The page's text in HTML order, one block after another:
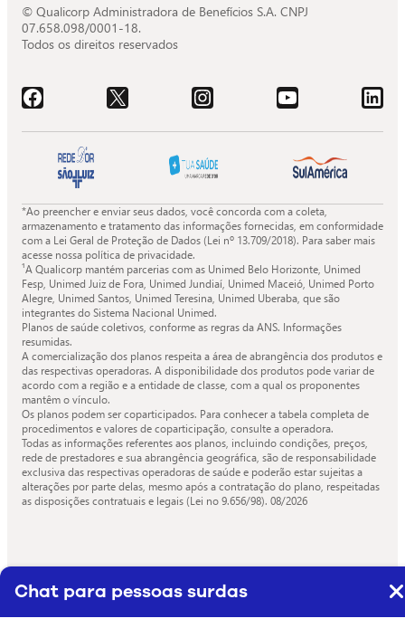
© Qualicorp Administradora de Benefícios S.A. CNPJ
07.658.098/0001-18.
Todos os direitos reservados
Acessar o Facebook da Quali. Acessar o X da Quali. Acessar o Instagram da Quali. Acessar o Youtube da Quali. Acessar o LinkedIn
*Ao preencher e enviar seus dados, você concorda com a coleta,
armazenamento e tratamento das informações fornecidas, em conformidade
com a Lei Geral de Proteção de Dados (Lei nº 13.709/2018). Para saber mais
acesse nossa política de privacidade.
¹A Qualicorp mantém parcerias com as Unimed Belo Horizonte, Unimed
Fesp, Unimed Juiz de Fora, Unimed Jundiaí, Unimed Maceió, Unimed Porto
Alegre, Unimed Santos, Unimed Teresina, Unimed Uberaba, que são
integrantes do Sistema Nacional Unimed.
Planos de saúde coletivos, conforme as regras da ANS. Informações
resumidas.
A comercialização dos planos respeita a área de abrangência dos produtos e
das respectivas operadoras. A disponibilidade dos produtos pode variar de
acordo com a região e a entidade de classe, com a qual os proponentes
mantêm o vínculo.
Os planos podem ser coparticipados. Para conhecer a tabela completa de
procedimentos e valores de coparticipação, consulte a operadora.
Todas as informações referentes aos planos, incluindo condições, preços,
rede de prestadores e sua abrangência geográfica, são de responsabilidade
exclusiva das respectivas operadoras de saúde e poderão estar sujeitas a
alterações por parte delas, mesmo após a contratação do plano, respeitadas
as disposições contratuais e legais (Lei no 9.656/98). 08/2026
Chat para pessoas surdas